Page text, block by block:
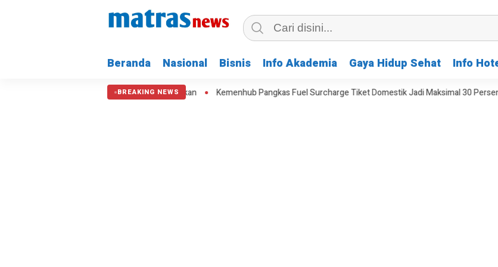
Beranda Nasional Bisnis Info Akademia Gaya Hidup Sehat Info
BREAKING NEWS
Water Bombing Dikerahkan Kemenhub Pangkas Fuel Surcharge Tiket Domestik Jadi Maksimal 30 Persen Swiss-